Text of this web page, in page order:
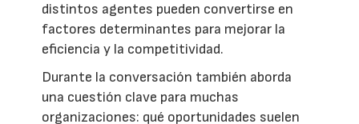
distintos agentes pueden convertirse en
factores determinantes para mejorar la
eficiencia y la competitividad.
Durante la conversación también aborda
una cuestión clave para muchas
organizaciones: qué oportunidades suelen